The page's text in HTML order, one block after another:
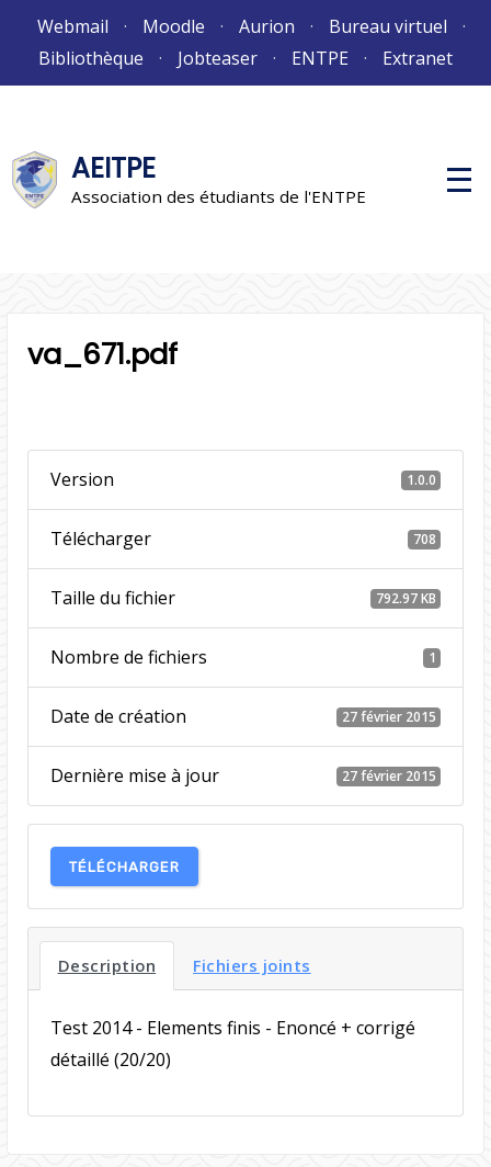
Webmail Moodle Aurion
Bureau virtuel
Bibliothèque
Jobteaser ENTPE Extranet
AEITPE
Association des étudiants de l'ENTPE
M
e
va_671.pdf
Version 1.0.0
Télécharger 708
Taille du fichier 792.97 KB
Nombre de fichiers 1
Date de création 27 février 2015
Dernière mise à jour 27 février 2015
TÉLÉCHARGER
Description Fichiers joints
Test 2014 - Elements finis - Enoncé + corrigé
détaillé (20/20)